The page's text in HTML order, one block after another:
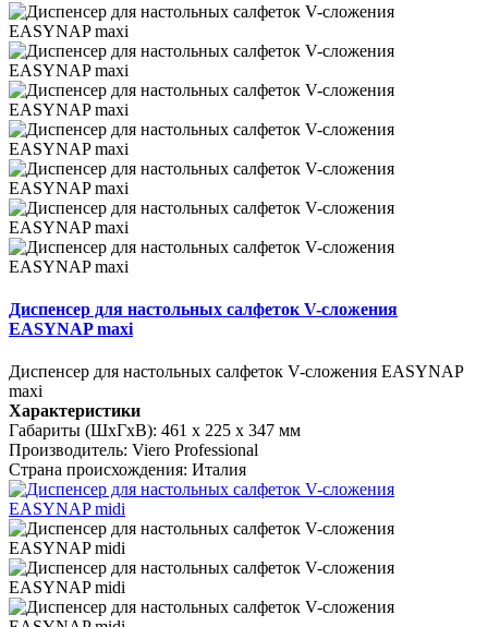
Диспенсер для настольных салфеток V-сложения
EASYNAP maxi
Диспенсер для настольных салфеток V-сложения EASYNAP
maxi
Характеристики
Габариты (ШхГхВ): 461 x 225 x 347 мм
Производитель: Viero Professional
Страна происхождения: Италия